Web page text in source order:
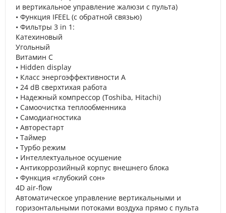
и вертикальное управление жалюзи с пульта)
• Функция IFEEL (с обратной связью)
• Фильтры 3 in 1:
Катехиновый
Угольный
Витамин С
• Hidden display
• Класс энергоэффективности А
• 24 dB cверхтихая работа
• Надежный компрессор (Toshiba, Hitachi)
• Самоочистка теплообменника
• Самодиагностика
• Авторестарт
• Таймер
• Турбо режим
• Интеллектуальное осушение
• Антикоррозийный корпус внешнего блока
• Функция «глубокий сон»
4D air-flow
Автоматическое управление вертикальными и
горизонтальными потоками воздуха прямо с пульта